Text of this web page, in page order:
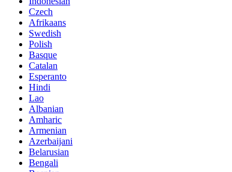
Czech
Afrikaans
Swedish
Polish
Basque
Catalan
Esperanto
Hindi
Lao
Albanian
Amharic
Armenian
Azerbaijani
Belarusian
Bengali